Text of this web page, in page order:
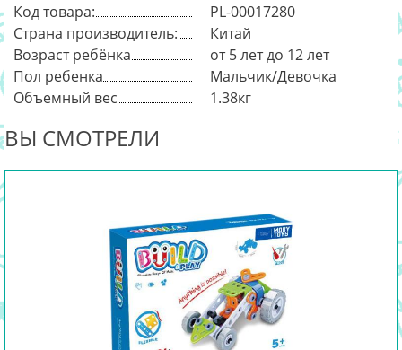
Код товара:
PL-00017280
Страна производитель:
Китай
Возраст ребёнка
от 5 лет до 12 лет
Пол ребенка
Мальчик/Девочка
Объемный вес
1.38кг
ВЫ СМОТРЕЛИ